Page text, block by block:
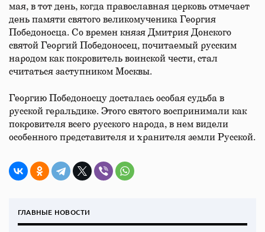
мая, в тот день, когда православная церковь отмечает
день памяти святого великомученика Георгия
Победоносца. Со времен князя Дмитрия Донского
святой Георгий Победоносец, почитаемый русским
народом как покровитель воинской чести, стал
считаться заступником Москвы.
Георгию Победоносцу досталась особая судьба в
русской геральдике. Этого святого воспринимали как
покровителя всего русского народа, в нем видели
особенного представителя и хранителя земли Русской.
ГЛАВНЫЕ НОВОСТИ